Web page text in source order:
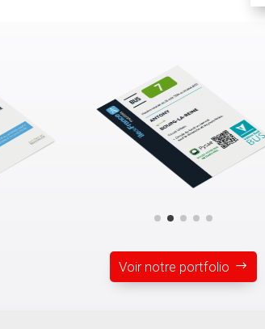
Voir notre portfolio